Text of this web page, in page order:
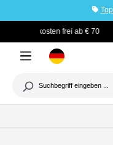
PayPal